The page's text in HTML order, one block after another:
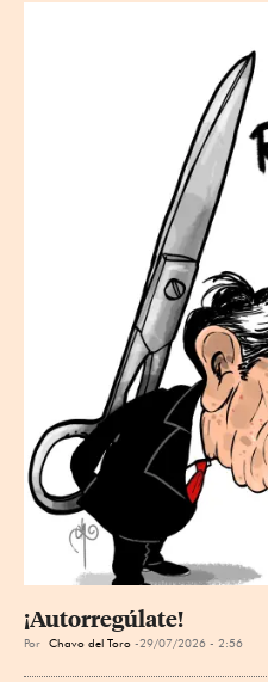
¡Autorregúlate!
Por Chavo del Toro 29/07/2026 - 2:56